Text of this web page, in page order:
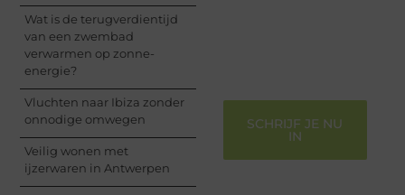
Wat is de terugverdientijd
van een zwembad
verwarmen op zonne-
energie?
Vluchten naar Ibiza zonder
onnodige omwegen
Veilig wonen met
ijzerwaren in Antwerpen
SCHRIJF JE NU
IN